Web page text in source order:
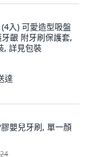
入) 可愛造型吸盤
齦 附牙刷保護套,
, 詳見包裝
達
嬰兒牙刷, 單一顏